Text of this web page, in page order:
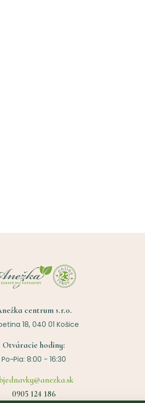
centrum s.r.o.
18, 040 01 Košice
Otváracie hodiny:
Po~Pia: 8:00 - 16:30
0905 124 186